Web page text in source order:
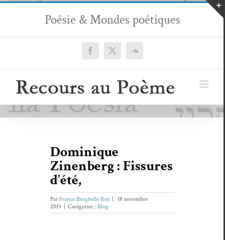
Passer
contenu
Poésie & Mondes poétiques
Facebook
X SoundCloud
Dominique
Zinenberg : Fissures
d’été,
ParFrance Burghelle Rey
18 novembre
2015
Catégories : Blog